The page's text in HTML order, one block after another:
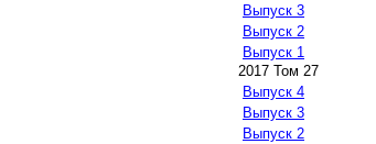
Выпуск 3
Выпуск 2
Выпуск 1
2017 Том 27
Выпуск 4
Выпуск 3
Выпуск 2